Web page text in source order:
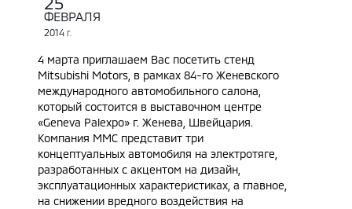
ФЕВРАЛЯ
2014 Г.
4 марта приглашаем Вас посетить стенд
Mitsubishi Motors, в рамках 84-го Женевского
международного автомобильного салона,
который состоится в выставочном центре
«Geneva Palexpo» г. Женева, Швейцария.
Компания MMC представит три
концептуальных автомобиля на электротяге,
разработанных с акцентом на дизайн,
эксплуатационных характеристиках, а главное,
на снижении вредного воздействия на